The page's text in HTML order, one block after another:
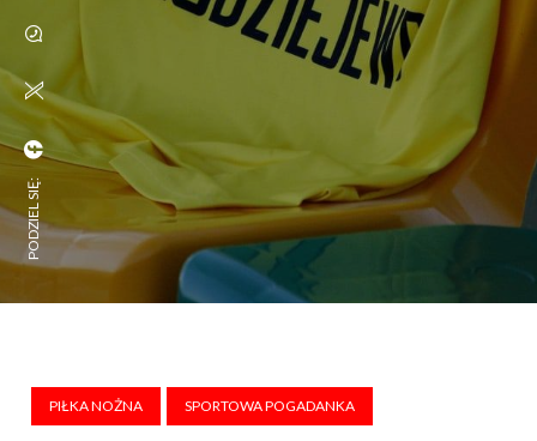
PODZIEL SIĘ:
PIŁKA NOŻNA SPORTOWA POGADANKA